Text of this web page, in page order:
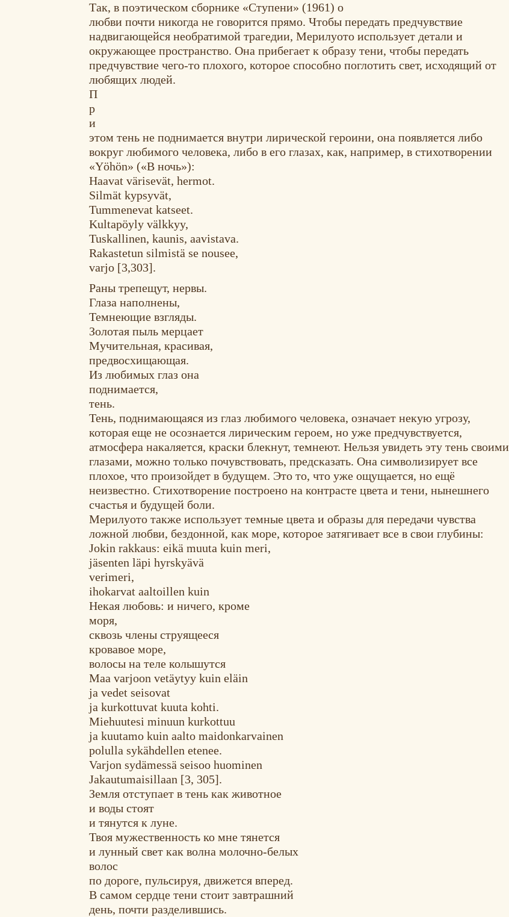
Так, в поэтическом сборнике «Ступени» (1961) о
любви почти никогда не говорится прямо. Чтобы передать предчувствие
надвигающейся необратимой трагедии, Мерилуото использует детали и
окружающее пространство. Она прибегает к образу тени, чтобы передать
предчувствие чего-то плохого, которое способно поглотить свет, исходящий от
любящих людей.
П
р
и
этом тень не поднимается внутри лирической героини, она появляется либо
вокруг любимого человека, либо в его глазах, как, например, в стихотворении
«Yöhön» («В ночь»):
Haavat värisevät, hermot.
Silmät kypsyvät,
Tummenevat katseet.
Kultapöyly välkkyy,
Tuskallinen, kaunis, aavistava.
Rakastetun silmistä se nousee,
varjo [3,303].
Раны трепещут, нервы.
Глаза наполнены,
Темнеющие взгляды.
Золотая пыль мерцает
Мучительная, красивая,
предвосхищающая.
Из любимых глаз она
поднимается,
тень.
Тень, поднимающаяся из глаз любимого человека, означает некую угрозу,
которая еще не осознается лирическим героем, но уже предчувствуется,
атмосфера накаляется, краски блекнут, темнеют. Нельзя увидеть эту тень своими
глазами, можно только почувствовать, предсказать. Она символизирует все
плохое, что произойдет в будущем. Это то, что уже ощущается, но ещё
неизвестно. Стихотворение построено на контрасте цвета и тени, нынешнего
счастья и будущей боли.
Мерилуото также использует темные цвета и образы для передачи чувства
ложной любви, бездонной, как море, которое затягивает все в свои глубины:
Jokin rakkaus: eikä muuta kuin meri,
jäsenten läpi hyrskyävä
verimeri,
ihokarvat aaltoillen kuin
Некая любовь: и ничего, кроме
моря,
сквозь члены струящееся
кровавое море,
волосы на теле колышутся
Maa varjoon vetäytyy kuin eläin
ja vedet seisovat
ja kurkottuvat kuuta kohti.
Miehuutesi minuun kurkottuu
ja kuutamo kuin aalto maidonkarvainen
polulla sykähdellen etenee.
Varjon sydämessä seisoo huominen
Jakautumaisillaan [3, 305].
Земля отступает в тень как животное
и воды стоят
и тянутся к луне.
Твоя мужественность ко мне тянется
и лунный свет как волна молочно-белых
волос
по дороге, пульсируя, движется вперед.
В самом сердце тени стоит завтрашний
день, почти разделившись.